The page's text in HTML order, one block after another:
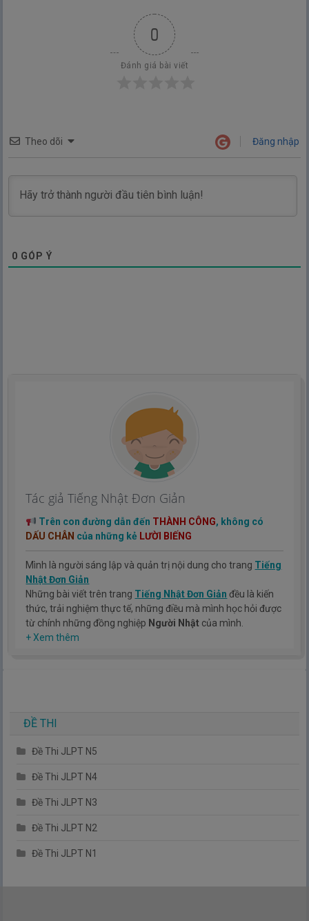
0
Đánh giá bài viết
Theo dõi Đăng nhập
0 GÓP Ý
Tác giả Tiếng Nhật Đơn Giản
Trên con đường dẫn đến THÀNH CÔNG, không có
DẤU CHÂN của những kẻ LƯỜI BIẾNG
Mình là người sáng lập và quản trị nội dung cho trang Tiếng
Nhật Đơn Giản
Những bài viết trên trang Tiếng Nhật Đơn Giản đều là kiến
thức, trải nghiệm thực tế, những điều mà mình học hỏi được
từ chính những đồng nghiệp Người Nhật của mình.
Hy vọng rằng kinh nghiệm mà mình có được sẽ giúp các bạn
+ Xem thêm
ĐỀ THI
Đề Thi JLPT N5
Đề Thi JLPT N4
Đề Thi JLPT N3
Đề Thi JLPT N2
Đề Thi JLPT N1